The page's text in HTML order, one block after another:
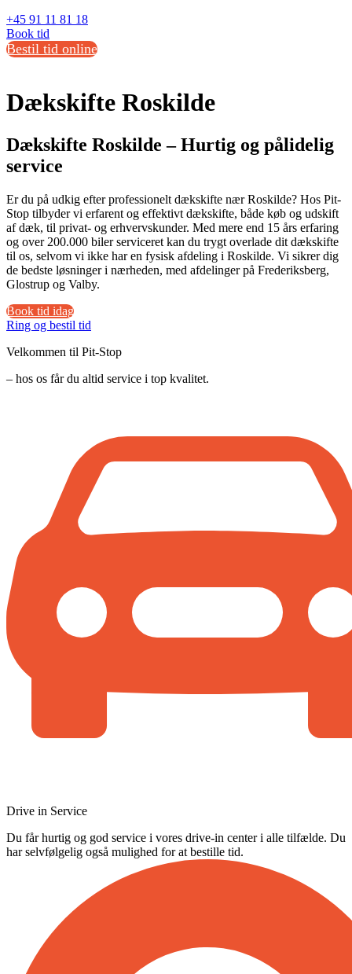
+45 91 11 81 18
Book tid
Bestil tid online
Dækskifte Roskilde
Dækskifte Roskilde – Hurtig og pålidelig
service
Er du på udkig efter professionelt dækskifte nær Roskilde? Hos Pit-
Stop tilbyder vi erfarent og effektivt dækskifte, både køb og udskift
af dæk, til privat- og erhvervskunder. Med mere end 15 års erfaring
og over 200.000 biler serviceret kan du trygt overlade dit dækskifte
til os, selvom vi ikke har en fysisk afdeling i Roskilde. Vi sikrer dig
de bedste løsninger i nærheden, med afdelinger på Frederiksberg,
Glostrup og Valby.
Book tid idag
Ring og bestil tid
Velkommen til Pit-Stop
– hos os får du altid service i top kvalitet.
Drive in Service
Du får hurtig og god service i vores drive-in center i alle tilfælde. Du
har selvfølgelig også mulighed for at bestille tid.